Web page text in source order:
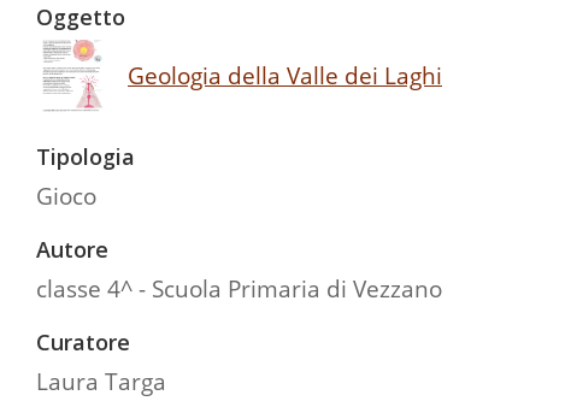
Oggetto
Geologia della Valle dei Laghi
Tipologia
Gioco
Autore
classe 4^ - Scuola Primaria di Vezzano
Curatore
Laura Targa